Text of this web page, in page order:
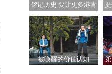
铭记历史 要让更多港青
了解日军侵华暴
被唤醒的价值认知